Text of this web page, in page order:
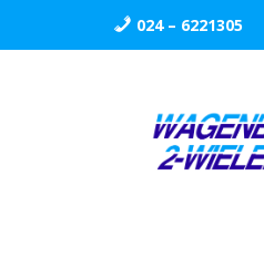
024 – 6221305